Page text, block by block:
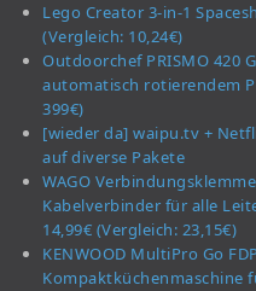
Lego Creator 3-in-1
(Vergleich: 10,24€)
Outdoorchef PRISMO 420
automatisch rotierendem
399€)
[wieder da] waipu.tv +
auf diverse Pakete
WAGO
Kabelverbinder für alle
14,99€ (Vergleich: 23,15€)
KENWOOD MultiPro Go
Kompaktküchenmaschine